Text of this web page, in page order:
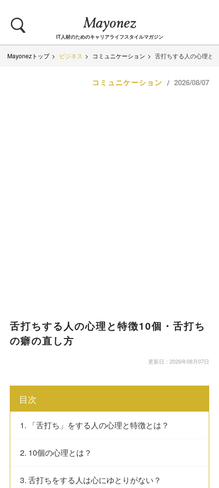
IT人材のためのキャリアライフスタイルマガジン
Mayonezトップ ビジネス コミュニケーション 舌打ちする人の心理と
コミュニケーション / 2026/08/07
舌打ちする人の心理と特徴10個・舌打ち
の癖の直し方
更新日：2026年08月07日
目次
1. 「舌打ち」をする人の心理と特徴とは？
2. 10個の心理とは？
3. 舌打ちをする人は心にゆとりがない？